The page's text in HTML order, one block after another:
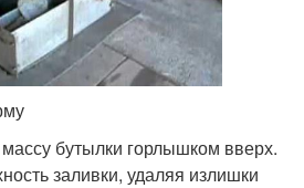
бутылки горлышком вверх.
заливки, удаляя излишки